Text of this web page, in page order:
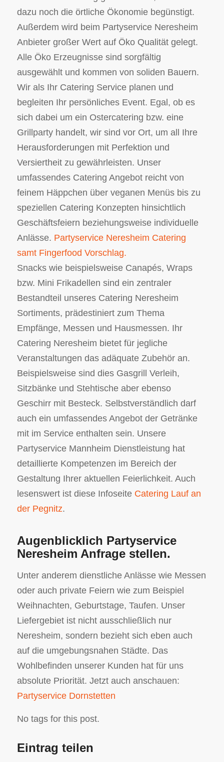
dazu noch die örtliche Ökonomie begünstigt.
Außerdem wird beim Partyservice Neresheim
Anbieter großer Wert auf Öko Qualität gelegt.
Alle Öko Erzeugnisse sind sorgfältig
ausgewählt und kommen von soliden Bauern.
Wir als Ihr Catering Service planen und
begleiten Ihr persönliches Event. Egal, ob es
sich dabei um ein Ostercatering bzw. eine
Grillparty handelt, wir sind vor Ort, um all Ihre
Herausforderungen mit Perfektion und
Versiertheit zu gewährleisten. Unser
umfassendes Catering Angebot reicht von
feinem Häppchen über veganen Menüs bis zu
speziellen Catering Konzepten hinsichtlich
Geschäftsfeiern beziehungsweise individuelle
Anlässe. Partyservice Neresheim Catering
samt Fingerfood Vorschlag.
Snacks wie beispielsweise Canapés, Wraps
bzw. Mini Frikadellen sind ein zentraler
Bestandteil unseres Catering Neresheim
Sortiments, prädestiniert zum Thema
Empfänge, Messen und Hausmessen. Ihr
Catering Neresheim bietet für jegliche
Veranstaltungen das adäquate Zubehör an.
Beispielsweise sind dies Gasgrill Verleih,
Sitzbänke und Stehtische aber ebenso
Geschirr mit Besteck. Selbstverständlich darf
auch ein umfassendes Angebot der Getränke
mit im Service enthalten sein. Unsere
Partyservice Mannheim Dienstleistung hat
detaillierte Kompetenzen im Bereich der
Gestaltung Ihrer aktuellen Feierlichkeit. Auch
lesenswert ist diese Infoseite Catering Lauf an
der Pegnitz.
Augenblicklich Partyservice
Neresheim Anfrage stellen.
Unter anderem dienstliche Anlässe wie Messen
oder auch private Feiern wie zum Beispiel
Weihnachten, Geburtstage, Taufen. Unser
Liefergebiet ist nicht ausschließlich nur
Neresheim, sondern bezieht sich eben auch
auf die umgebungsnahen Städte. Das
Wohlbefinden unserer Kunden hat für uns
absolute Priorität. Jetzt auch anschauen:
Partyservice Dornstetten
No tags for this post.
Eintrag teilen